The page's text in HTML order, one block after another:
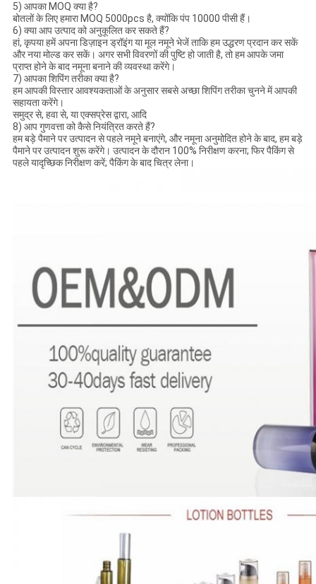
5) आपका MOQ क्या है?
बोतलों के लिए हमारा MOQ 5000pcs है, क्योंकि पंप 10000 पीसी हैं।
6) क्या आप उत्पाद को अनुकूलित कर सकते हैं?
हां, कृपया हमें अपना डिज़ाइन ड्रॉइंग या मूल नमूने भेजें ताकि हम उद्धरण प्रदान कर सकें
और नया मोल्ड कर सकें। अगर सभी विवरणों की पुष्टि हो जाती है, तो हम आपके जमा
प्राप्त होने के बाद नमूना बनाने की व्यवस्था करेंगे।
7) आपका शिपिंग तरीका क्या है?
हम आपकी विस्तार आवश्यकताओं के अनुसार सबसे अच्छा शिपिंग तरीका चुनने में आपकी
सहायता करेंगे।
समुद्र से, हवा से, या एक्सप्रेस द्वारा, आदि
8) आप गुणवत्ता को कैसे नियंत्रित करते हैं?
हम बड़े पैमाने पर उत्पादन से पहले नमूने बनाएंगे, और नमूना अनुमोदित होने के बाद, हम बड़े
पैमाने पर उत्पादन शुरू करेंगे। उत्पादन के दौरान 100% निरीक्षण करना; फिर पैकिंग से
पहले यादृच्छिक निरीक्षण करें; पैकिंग के बाद चित्र लेना।